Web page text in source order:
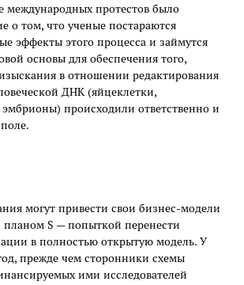
международных протестов было
о том, что ученые постараются
эффекты этого процесса и займутся
основы для обеспечения того,
в отношении редактирования
ДНК (яйцеклетки,
происходили ответственно и
могут привести свои бизнес-модели
планом S — попыткой перенести
в полностью открытую модель. У
прежде чем сторонники схемы
ими исследователей